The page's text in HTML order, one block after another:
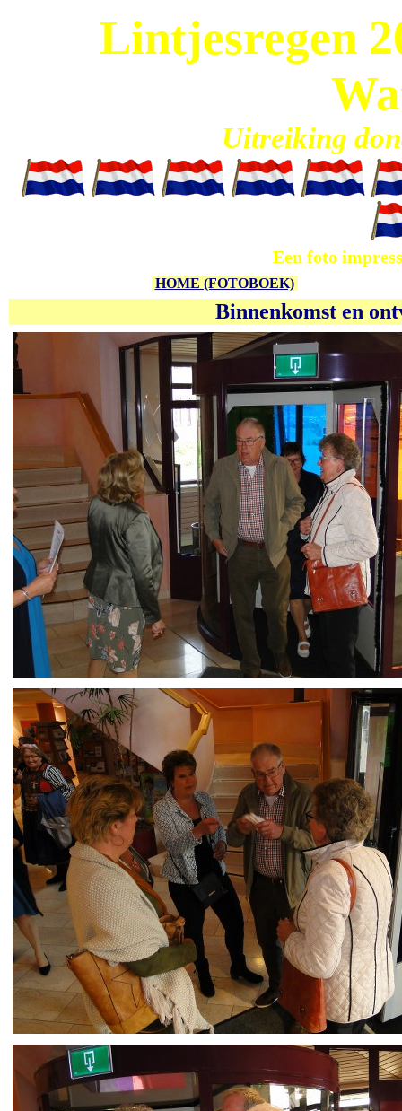
Lintjesregen
Uitreiking
Een foto
HOME (FOTOBOEK)
Binnenkomst en